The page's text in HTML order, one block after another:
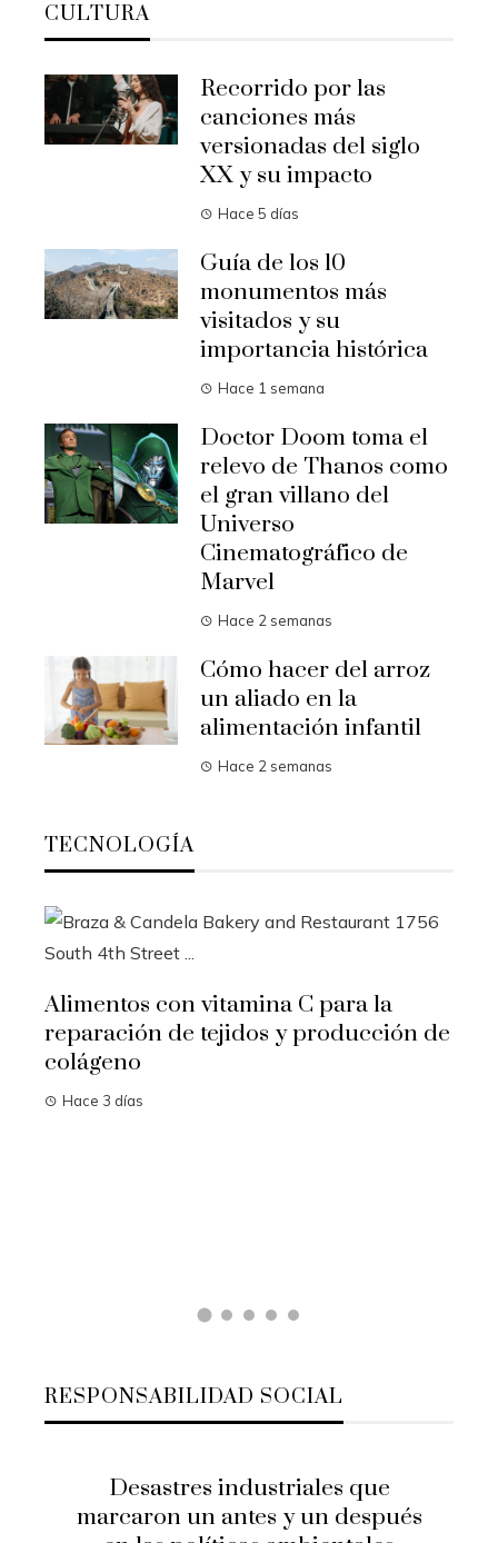
CULTURA
Recorrido por las
canciones más
versionadas del siglo
XX y su impacto
Hace 5 días
Guía de los 10
monumentos más
visitados y su
importancia histórica
Hace 1 semana
Doctor Doom toma el
relevo de Thanos como
el gran villano del
Universo
Cinematográfico de
Marvel
Hace 2 semanas
Cómo hacer del arroz
un aliado en la
alimentación infantil
Hace 2 semanas
TECNOLOGÍA
Alimentos con vitamina C para la
reparación de tejidos y producción de
colágeno
Hace 3 días
RESPONSABILIDAD SOCIAL
Desastres industriales que
marcaron un antes y un después